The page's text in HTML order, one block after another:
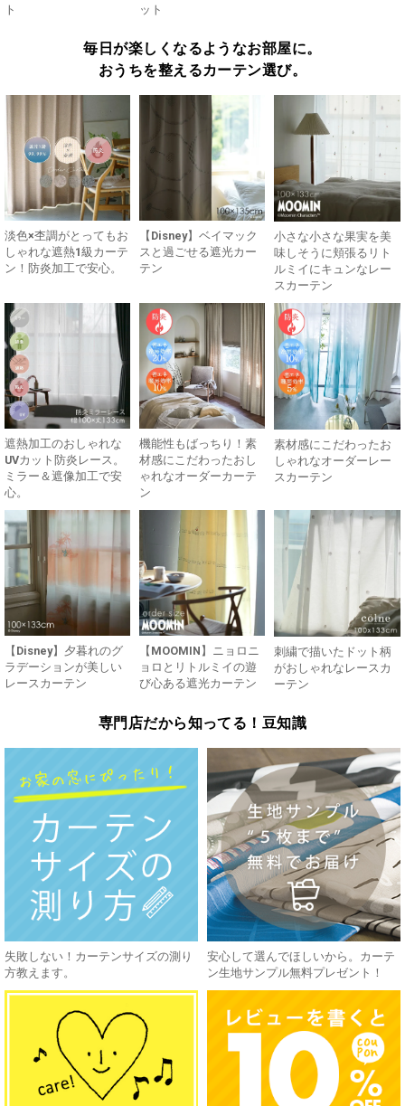
ト
ット
毎日が楽しくなるようなお部屋に。
おうちを整えるカーテン選び。
淡色×杢調がとってもお
しゃれな遮熱1級カーテ
ン！防炎加工で安心。
【Disney】ベイマック
スと過ごせる遮光カー
テン
小さな小さな果実を美
味しそうに頬張るリト
ルミイにキュンなレー
スカーテン
遮熱加工のおしゃれな
UVカット防炎レース。
ミラー＆遮像加工で安
心。
機能性もばっちり！素
材感にこだわったおし
ゃれなオーダーカーテ
ン
素材感にこだわったお
しゃれなオーダーレー
スカーテン
【Disney】夕暮れのグ
ラデーションが美しい
レースカーテン
【MOOMIN】ニョロニ
ョロとリトルミイの遊
び心ある遮光カーテン
刺繍で描いたドット柄
がおしゃれなレースカ
ーテン
専門店だから知ってる！豆知識
失敗しない！カーテンサイズの測り
方教えます。
安心して選んでほしいから。カーテ
ン生地サンプル無料プレゼント！